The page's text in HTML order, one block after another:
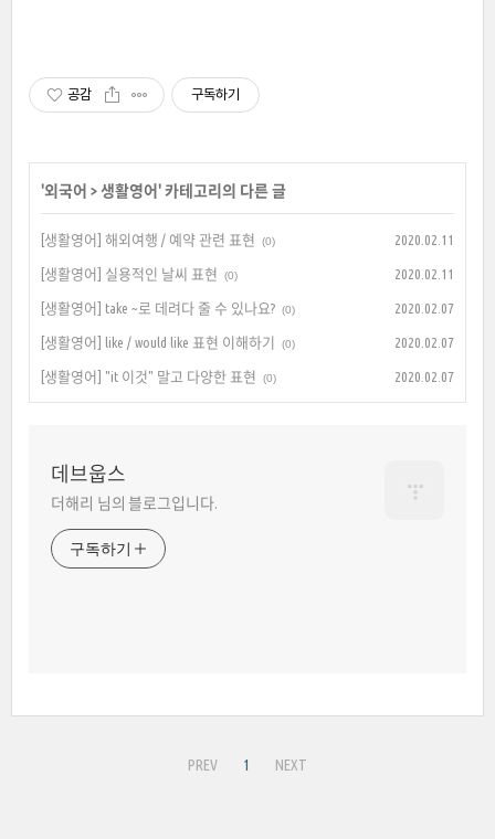
공감 구독하기
'외국어 >생활영어' 카테고리의 다른 글
[생활영어] 해외여행 / 예약 관련 표현 (0) 2020.02.11
[생활영어] 실용적인 날씨 표현 (0) 2020.02.11
[생활영어] take ~로 데려다 줄 수 있나요? (0) 2020.02.07
[생활영어] like / would like 표현 이해하기 (0) 2020.02.07
[생활영어] "it 이것" 말고 다양한 표현 (0) 2020.02.07
데브웁스
더해리 님의 블로그입니다.
구독하기
PREV 1 NEXT